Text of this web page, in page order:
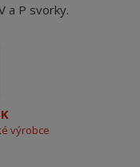
a P svorky.
výrobce